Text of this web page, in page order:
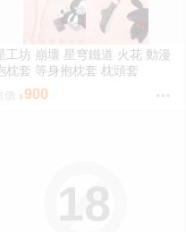
工坊 崩壞 星穹鐵道 火花 動漫
枕套 等身抱枕套 枕頭套
900
18